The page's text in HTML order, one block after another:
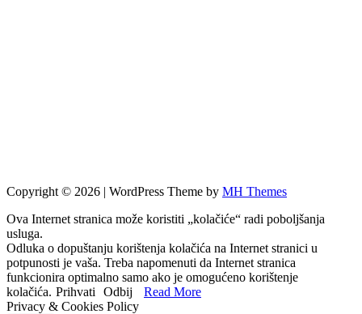
Copyright © 2026 | WordPress Theme by MH Themes
Ova Internet stranica može koristiti „kolačiće“ radi poboljšanja
usluga.
Odluka o dopuštanju korištenja kolačića na Internet stranici u
potpunosti je vaša. Treba napomenuti da Internet stranica
funkcionira optimalno samo ako je omogućeno korištenje
kolačića. Prihvati Odbij
Read More
Privacy & Cookies Policy